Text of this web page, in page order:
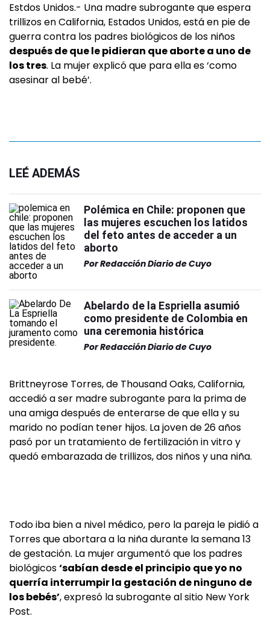
Estdos Unidos.- Una madre subrogante que espera
trillizos en California, Estados Unidos, está en pie de
guerra contra los padres biológicos de los niños
después de que le pidieran que aborte a uno de
los tres. La mujer explicó que para ella es ‘como
asesinar al bebé’.
LEÉ ADEMÁS
Polémica en Chile: proponen que
las mujeres escuchen los latidos
del feto antes de acceder a un
aborto
PorRedacción Diario de Cuyo
Abelardo de la Espriella asumió
como presidente de Colombia en
una ceremonia histórica
PorRedacción Diario de Cuyo
Brittneyrose Torres, de Thousand Oaks, California,
accedió a ser madre subrogante para la prima de
una amiga después de enterarse de que ella y su
marido no podían tener hijos. La joven de 26 años
pasó por un tratamiento de fertilización in vitro y
quedó embarazada de trillizos, dos niños y una niña.
Todo iba bien a nivel médico, pero la pareja le pidió a
Torres que abortara a la niña durante la semana 13
de gestación. La mujer argumentó que los padres
biológicos‘sabían desde el principio que yo no
querría interrumpir la gestación de ninguno de
los bebés’, expresó la subrogante al sitio New York
Post.